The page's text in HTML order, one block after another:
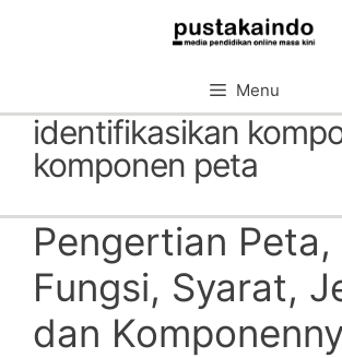
Menu
identifikasikan
komponen peta
Pengertian Peta,
Fungsi, Syarat,
dan